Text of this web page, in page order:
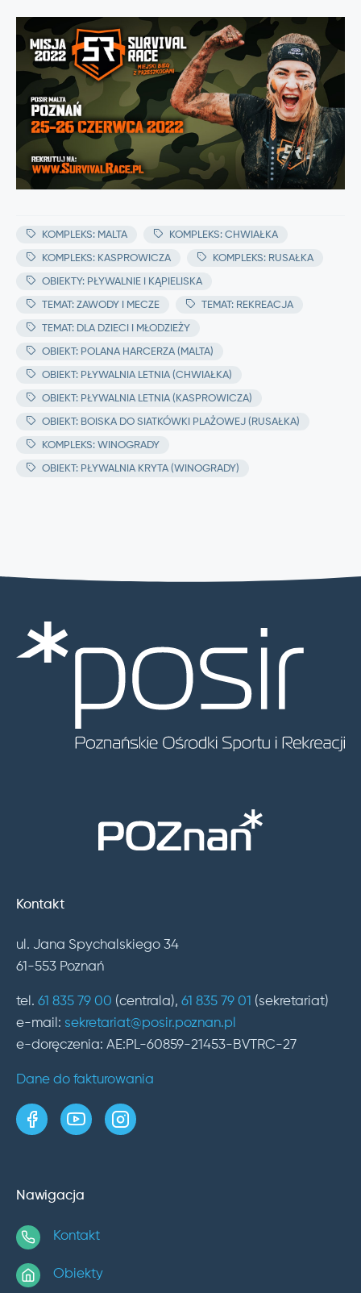
KOMPLEKS: MALTA KOMPLEKS: CHWIAŁKA
KOMPLEKS: KASPROWICZA KOMPLEKS: RUSAŁKA
OBIEKTY: PŁYWALNIE I KĄPIELISKA
TEMAT: ZAWODY I MECZE TEMAT: REKREACJA
TEMAT: DLA DZIECI I MŁODZIEŻY
OBIEKT: POLANA HARCERZA (MALTA)
OBIEKT: PŁYWALNIA LETNIA (CHWIAŁKA)
OBIEKT: PŁYWALNIA LETNIA (KASPROWICZA)
OBIEKT: BOISKA DO SIATKÓWKI PLAŻOWEJ (RUSAŁKA)
KOMPLEKS: WINOGRADY
OBIEKT: PŁYWALNIA KRYTA (WINOGRADY)
Kontakt
ul. Jana Spychalskiego 34
61-553 Poznań
tel. 61 835 79 00 (centrala), 61 835 79 01 (sekretariat)
e-mail: sekretariat@posir.poznan.pl
e-doręczenia: AE:PL-60859-21453-BVTRC-27
Dane do fakturowania
strona w serwisie Facebook
kanał w serwisie YouTube
profil w serwisie Instagram
Nawigacja
Kontakt
Obiekty